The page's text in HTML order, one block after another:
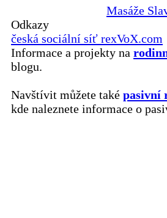
Masáže
Odkazy
česká sociální síť rexVoX.com
Informace a projekty na
blogu.
Navštívit můžete také pasivní
kde naleznete informace o